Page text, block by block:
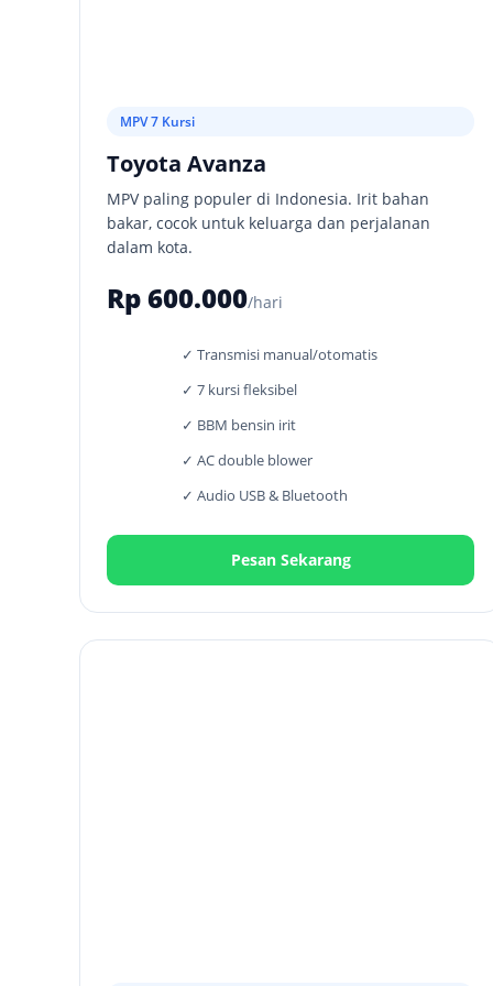
MPV 7 Kursi
Toyota Avanza
MPV paling populer di Indonesia. Irit bahan
bakar, cocok untuk keluarga dan perjalanan
dalam kota.
Rp 600.000/hari
✓ Transmisi manual/otomatis
✓ 7 kursi fleksibel
✓ BBM bensin irit
✓ AC double blower
✓ Audio USB & Bluetooth
Pesan Sekarang